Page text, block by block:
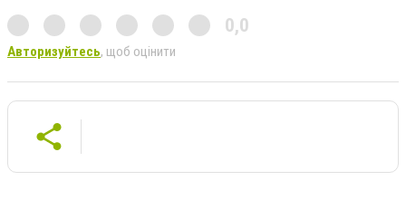
0,0
Авторизуйтесь, щоб оцінити